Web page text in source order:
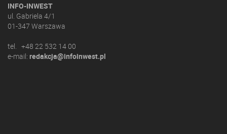
INFO-INWEST
ul. Gabriela 4/1
01-347 Warszawa
tel. +48 22 532 14 00
e-mail: redakcja@infoinwest.pl